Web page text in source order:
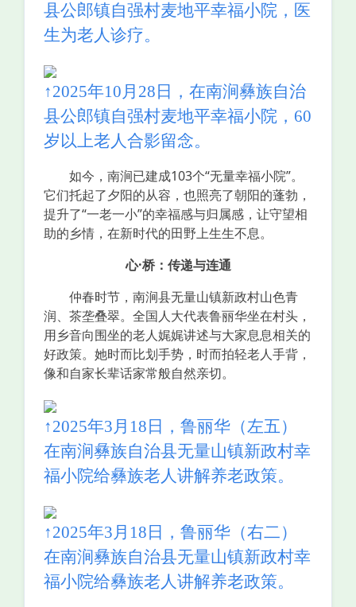
县公郎镇自强村麦地平幸福小院，医
生为老人诊疗。
↑2025年10月28日，在南涧彝族自治
县公郎镇自强村麦地平幸福小院，60
岁以上老人合影留念。
如今，南涧已建成103个“无量幸福小院”。
它们托起了夕阳的从容，也照亮了朝阳的蓬勃，
提升了“一老一小”的幸福感与归属感，让守望相
助的乡情，在新时代的田野上生生不息。
心·桥：传递与连通
仲春时节，南涧县无量山镇新政村山色青
润、茶垄叠翠。全国人大代表鲁丽华坐在村头，
用乡音向围坐的老人娓娓讲述与大家息息相关的
好政策。她时而比划手势，时而拍轻老人手背，
像和自家长辈话家常般自然亲切。
↑2025年3月18日，鲁丽华（左五）
在南涧彝族自治县无量山镇新政村幸
福小院给彝族老人讲解养老政策。
↑2025年3月18日，鲁丽华（右二）
在南涧彝族自治县无量山镇新政村幸
福小院给彝族老人讲解养老政策。